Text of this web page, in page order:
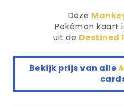
Deze
Pokémon kaart
uit de Destined
Bekijk prijs van alle